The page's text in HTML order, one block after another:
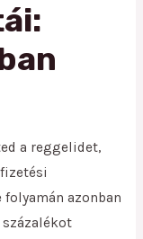
a reggelidet,
azonban